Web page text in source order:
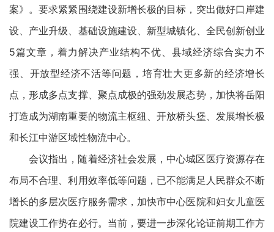
案》。要求紧紧围绕建设新增长极的目标，突出做好口岸建
设、产业升级、基础设施建设、新型城镇化、全民创新创业
5篇文章，着力解决产业结构不优、县域经济综合实力不
强、开放型经济不活等问题，培育壮大更多新的经济增长
点，形成多点支撑、聚点成极的强劲发展态势，加快将岳阳
打造成为湖南重要的物流主枢纽、开放桥头堡、发展增长极
和长江中游区域性物流中心。
会议指出，随着经济社会发展，中心城区医疗资源存在
布局不合理、利用效率低等问题，已不能满足人民群众不断
增长的多层次医疗服务需求，加快市中心医院和妇女儿童医
院建设工作势在必行。当前，要进一步深化论证前期工作方